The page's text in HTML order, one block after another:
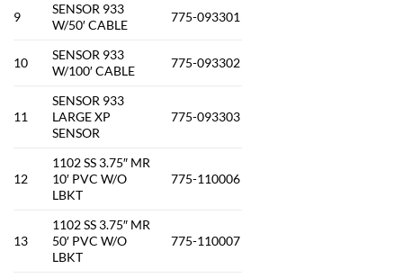
9
SENSOR 933
W/50′ CABLE
775-093301
10
SENSOR 933
W/100′ CABLE
775-093302
11
SENSOR 933
LARGE XP
SENSOR
775-093303
12
1102 SS 3.75″ MR
10′ PVC W/O
LBKT
775-110006
13
1102 SS 3.75″ MR
50′ PVC W/O
LBKT
775-110007